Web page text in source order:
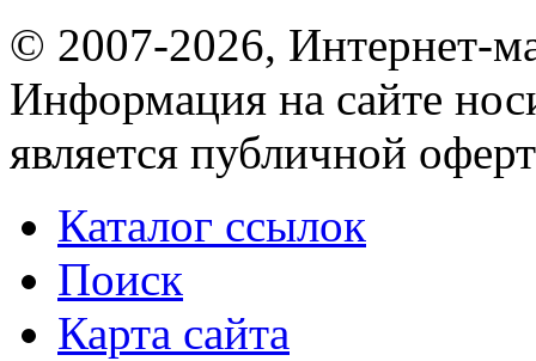
© 2007-2026, Интернет-
Информация на сайте
является публичной
Каталог ссылок
Поиск
Карта сайта